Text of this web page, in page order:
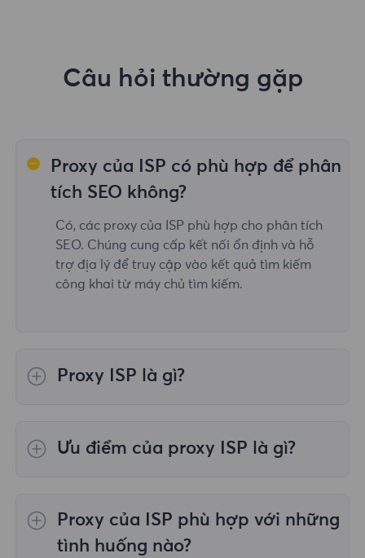
Câu hỏi thường gặp
Proxy của ISP có phù hợp để phân
tích SEO không?
Có, các proxy của ISP phù hợp cho phân tích
SEO. Chúng cung cấp kết nối ổn định và hỗ
trợ địa lý để truy cập vào kết quả tìm kiếm
công khai từ máy chủ tìm kiếm.
Proxy ISP là gì?
bởi ISP.
Ưu điểm của proxy ISP là gì?
truyền thống. Tính ẩn danh cao: Proxy ISP
trông giống như IP dân cư thông thường và
Proxy của ISP phù hợp với những
tình huống nào?